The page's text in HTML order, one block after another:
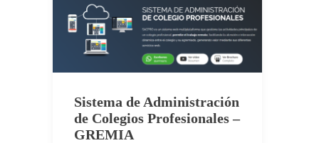
Sistema de Administración
de Colegios Profesionales –
GREMIA